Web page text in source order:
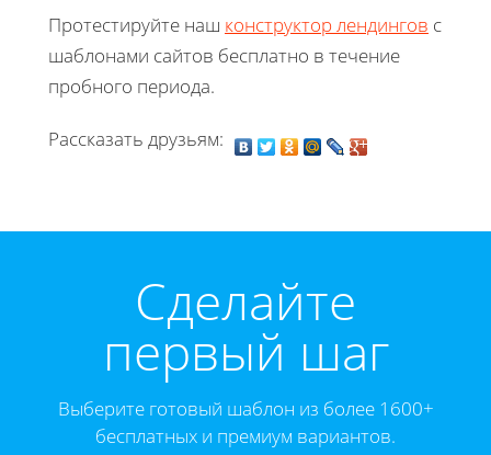
Протестируйте наш конструктор лендингов с
шаблонами сайтов бесплатно в течение
пробного периода.
Рассказать друзьям:
Cделайте
первый шаг
Выберите готовый шаблон из более 1600+
бесплатных и премиум вариантов.